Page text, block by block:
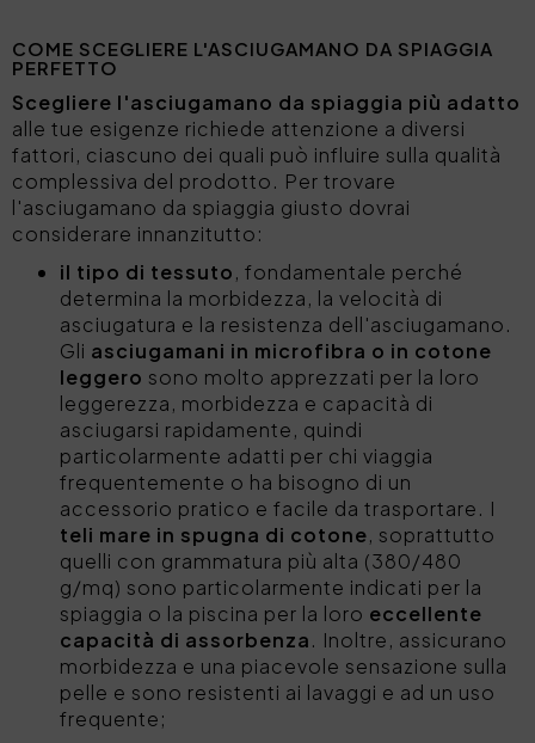
COME SCEGLIERE L'ASCIUGAMANO DA SPIAGGIA
PERFETTO
Scegliere l'asciugamano da spiaggia più adatto
alle tue esigenze richiede attenzione a diversi
fattori, ciascuno dei quali può influire sulla qualità
complessiva del prodotto. Per trovare
l'asciugamano da spiaggia giusto dovrai
considerare innanzitutto:
il tipo di tessuto, fondamentale perché
determina la morbidezza, la velocità di
asciugatura e la resistenza dell'asciugamano.
Gli asciugamani in microfibra o in cotone
leggero sono molto apprezzati per la loro
leggerezza, morbidezza e capacità di
asciugarsi rapidamente, quindi
particolarmente adatti per chi viaggia
frequentemente o ha bisogno di un
accessorio pratico e facile da trasportare. I
teli mare in spugna di cotone, soprattutto
quelli con grammatura più alta (380/480
g/mq) sono particolarmente indicati per la
spiaggia o la piscina per la loro eccellente
capacità di assorbenza. Inoltre, assicurano
morbidezza e una piacevole sensazione sulla
pelle e sono resistenti ai lavaggi e ad un uso
frequente;